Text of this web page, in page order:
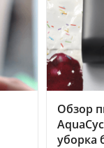
Обзор
уборка